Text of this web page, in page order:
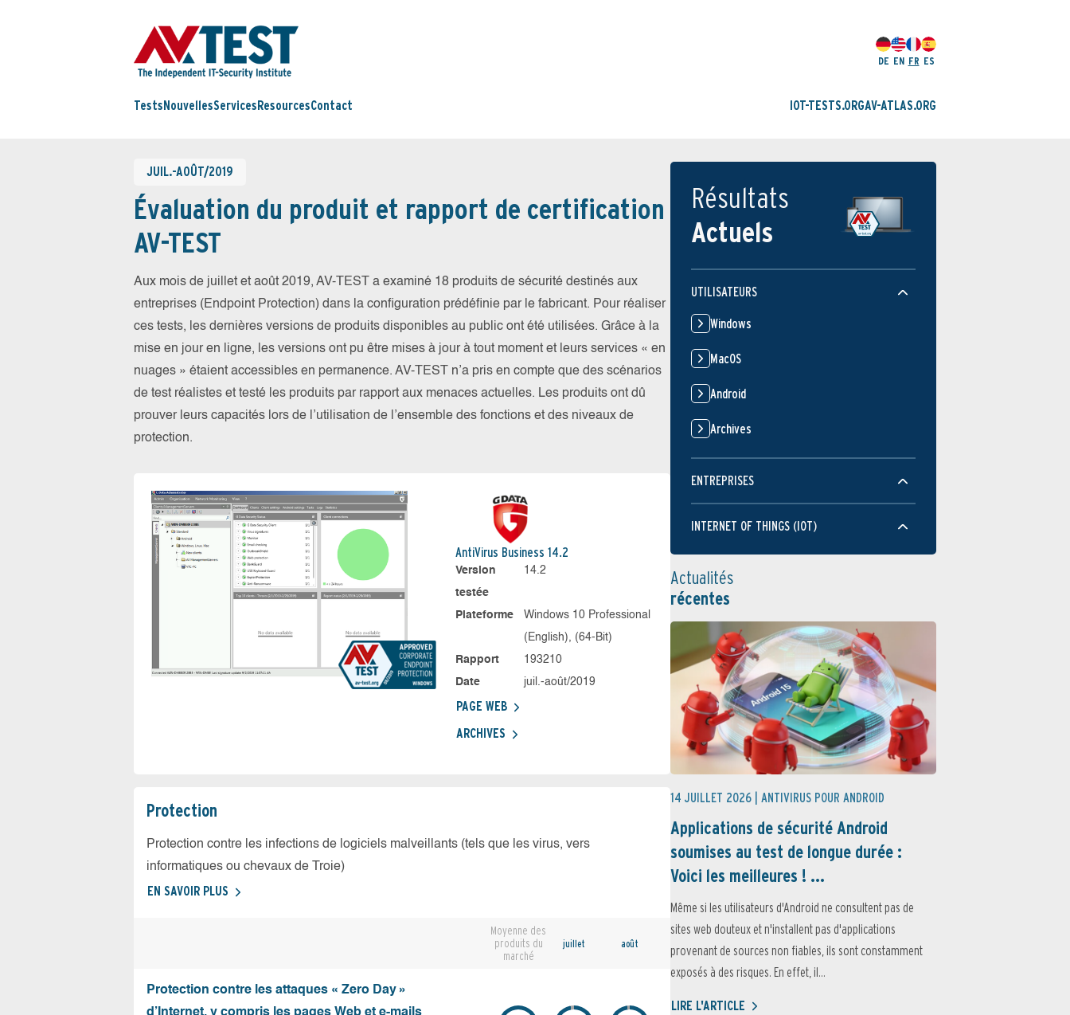
DE EN FR ES
Tests NouvellesServices ResourcesContact IOT-TESTS.ORGAV-ATLAS.ORG
JUIL.-AOÛT/2019
Évaluation du produit et rapport de certification
AV-TEST
Aux mois de juillet et août 2019, AV-TEST a examiné 18 produits de sécurité destinés aux
entreprises (Endpoint Protection) dans la configuration prédéfinie par le fabricant. Pour réaliser
ces tests, les dernières versions de produits disponibles au public ont été utilisées. Grâce à la
mise en jour en ligne, les versions ont pu être mises à jour à tout moment et leurs services « en
nuages » étaient accessibles en permanence. AV-TEST n’a pris en compte que des scénarios
de test réalistes et testé les produits par rapport aux menaces actuelles. Les produits ont dû
prouver leurs capacités lors de l’utilisation de l’ensemble des fonctions et des niveaux de
protection.
AntiVirus Business 14.2
Version
testée
14.2
Plateforme
Windows 10 Professional
(English), (64-Bit)
Rapport
193210
Date
juil.-août/2019
PAGE WEB
ARCHIVES
Protection
Protection contre les infections de logiciels malveillants (tels que les virus, vers
informatiques ou chevaux de Troie)
EN SAVOIR PLUS
Moyenne des
produits du
marché
juillet août
Protection contre les attaques « Zero Day »
Résultats
Actuels
UTILISATEURS
Windows
MacOS
Android
Archives
ENTREPRISES
INTERNET OF THINGS (IOT)
Actualités
récentes
14 JUILLET 2026 | ANTIVIRUS POUR ANDROID
Applications de sécurité Android
soumises au test de longue durée :
Voici les meilleures ! ...
Même si les utilisateurs d'Android ne consultent pas de
sites web douteux et n'installent pas d'applications
provenant de sources non fiables, ils sont constamment
exposés à des risques. En effet, il...
LIRE L'ARTICLE